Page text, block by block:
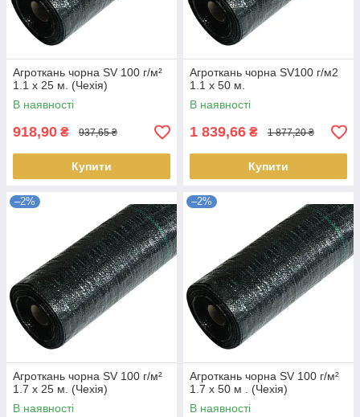
Агроткань чорна SV 100 г/м²
1.1 х 25 м. (Чехія)
В наявності
918,90 ₴ 937,65 ₴
Купити
Агроткань чорна SV100 г/м2
1.1 х 50 м.
В наявності
1 839,66 ₴ 1 877,20 ₴
Купити
–2%
Агроткань чорна SV 100 г/м²
1.7 х 25 м. (Чехія)
В наявності
–2%
Агроткань чорна SV 100 г/м²
1.7 х 50 м . (Чехія)
В наявності